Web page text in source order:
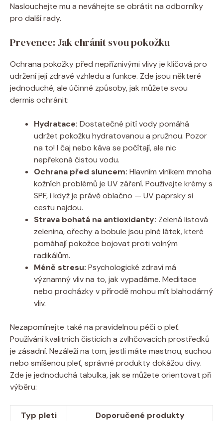
Naslouchejte mu a neváhejte se obrátit na odborníky
pro další rady.
Prevence: Jak chránit svou pokožku
Ochrana pokožky před nepříznivými vlivy je klíčová pro
udržení její zdravé vzhledu a funkce. Zde jsou některé
jednoduché, ale účinné způsoby, jak můžete svou
dermis ochránit:
Hydratace: Dostatečné pití vody pomáhá
udržet pokožku hydratovanou a pružnou. Pozor
na to! I čaj nebo káva se počítají, ale nic
nepřekoná čistou vodu.
Ochrana před sluncem: Hlavním viníkem mnoha
kožních problémů je UV záření. Používejte krémy s
SPF, i když je právě oblačno — UV paprsky si
cestu najdou.
Strava bohatá na antioxidanty: Zelená listová
zelenina, ořechy a bobule jsou plné látek, které
pomáhají pokožce bojovat proti volným
radikálům.
Méně stresu: Psychologické zdraví má
významný vliv na to, jak vypadáme. Meditace
nebo procházky v přírodě mohou mít blahodárný
vliv.
Nezapomínejte také na pravidelnou péči o pleť.
Používání kvalitních čisticích a zvlhčovacích prostředků
je zásadní. Nezáleží na tom, jestli máte mastnou, suchou
nebo smíšenou pleť, správné produkty dokážou divy.
Zde je jednoduchá tabulka, jak se můžete orientovat při
výběru:
Typ pleti
Doporučené produkty